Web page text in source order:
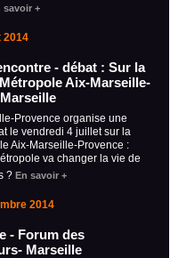
savoir +
2014
- débat : Sur la
Aix-Marseille-
Provence organise une
le vendredi 4 juillet sur la
Aix-Marseille-Provence :
va changer la vie de
? En savoir +
2014
- Forum des
Marseille